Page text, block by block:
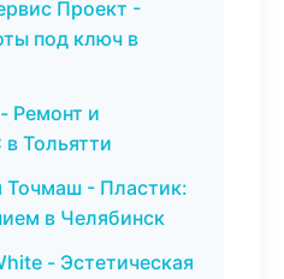
Проект -
под ключ в
Ремонт и
Тольятти
Точмаш - Пластик:
в Челябинск
- Эстетическая